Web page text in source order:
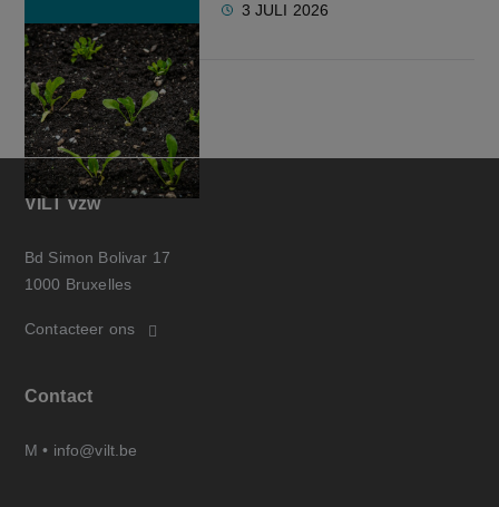
3 JULI 2026
VILT vzw
Bd Simon Bolivar 17
1000 Bruxelles
Contacteer ons
Contact
M • info@vilt.be